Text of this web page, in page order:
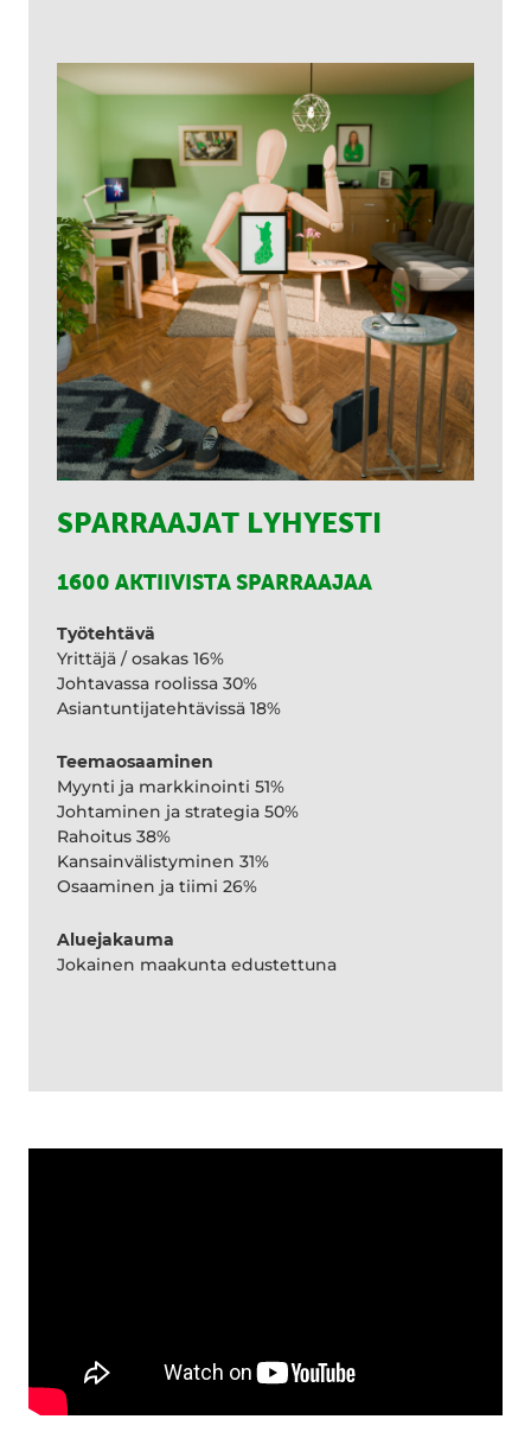
SPARRAAJAT LYHYESTI
1600 AKTIIVISTA SPARRAAJAA
Työtehtävä
Yrittäjä / osakas 16%
Johtavassa roolissa 30%
Asiantuntijatehtävissä 18%
Teemaosaaminen
Myynti ja markkinointi 51%
Johtaminen ja strategia 50%
Rahoitus 38%
Kansainvälistyminen 31%
Osaaminen ja tiimi 26%
Aluejakauma
Jokainen maakunta edustettuna